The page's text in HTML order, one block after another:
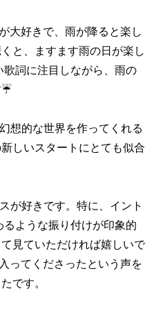
大好きで、雨が降ると楽し
と、ますます雨の日が楽し
歌詞に注目しながら、雨の
想的な世界を作ってくれる
しいスタートにとても似合
が好きです。特に、イント
るような振り付けが印象的
見ていただければ嬉しいで
ってくださったという声を
です。